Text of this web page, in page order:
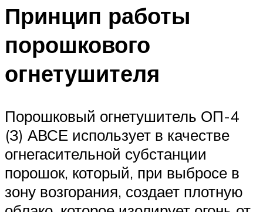
Принцип работы
порошкового
огнетушителя
Порошковый огнетушитель ОП-4
(З) АВСЕ использует в качестве
огнегасительной субстанции
порошок, который, при выбросе в
зону возгорания, создает плотную